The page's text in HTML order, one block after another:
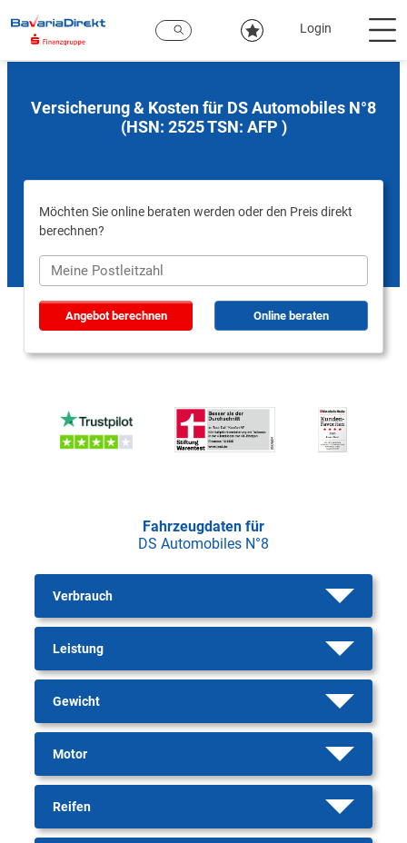
Hauptinhalt
Login
Versicherung & Kosten für DS Automobiles N°8
(HSN: 2525 TSN: AFP )
Möchten Sie online beraten werden oder den Preis direkt
berechnen?
Angebot berechnen Online beraten
Fahrzeugdaten für
DS Automobiles N°8
Verbrauch
Leistung
Gewicht
Motor
Reifen